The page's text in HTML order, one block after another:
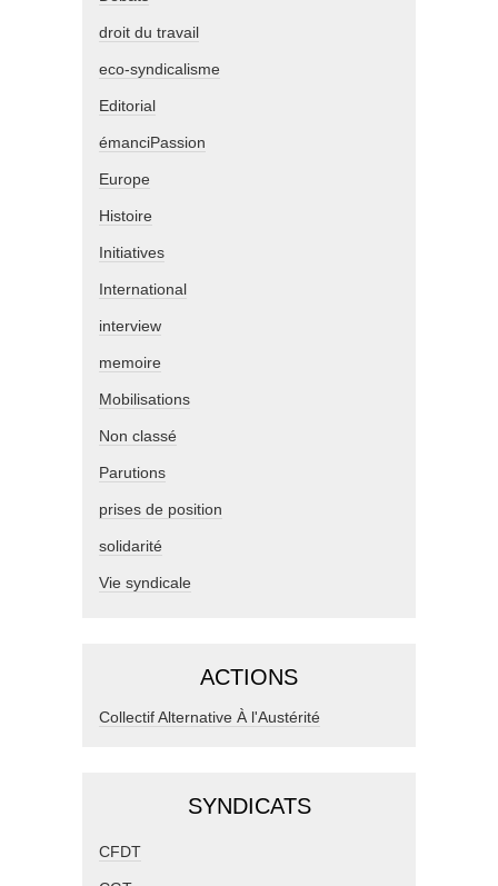
droit du travail
eco-syndicalisme
Editorial
émanciPassion
Europe
Histoire
Initiatives
International
interview
memoire
Mobilisations
Non classé
Parutions
prises de position
solidarité
Vie syndicale
ACTIONS
Collectif Alternative À l'Austérité
SYNDICATS
CFDT